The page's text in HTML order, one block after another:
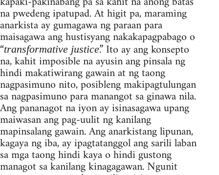
na pwedeng ipatupad. At higit pa, maraming
anarkista ay gumagawa ng paraan para
maisagawa ang hustisyang nakakapagpabago o
“transformative justice.” Ito ay ang konsepto
na, kahit imposible na ayusin ang pinsala ng
hindi makatiwirang gawain at ng taong
nagpasimuno nito, posibleng makipagtulungan
sa nagpasimuno para manangot sa ginawa nila.
Ang pananagot na iyon ay isinasagawa upang
maiwasan ang pag-uulit ng kanilang
mapinsalang gawain. Ang anarkistang lipunan,
kagaya ng iba, ay ipagtatanggol ang sarili laban
sa mga taong hindi kaya o hindi gustong
managot sa kanilang kinagagawan. Ngunit